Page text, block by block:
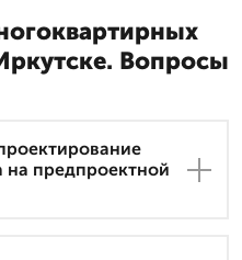
Вопросы
на предпроектной